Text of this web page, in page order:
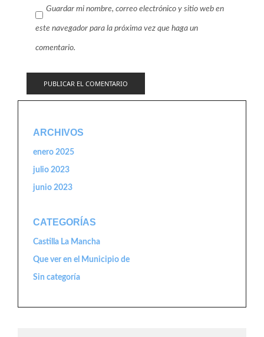
Guardar mi nombre, correo electrónico y sitio web en
este navegador para la próxima vez que haga un
comentario.
ARCHIVOS
enero 2025
julio 2023
junio 2023
CATEGORÍAS
Castilla La Mancha
Que ver en el Municipio de
Sin categoría